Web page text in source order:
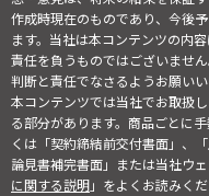
作成時現在のものであり、今後
ます。当社は本コンテンツの内
責任を負うものではございませ
判断と責任でなさるようお願いい
本コンテンツでは当社でお取扱
る部分があります。商品ごとに
くは「契約締結前交付書面」、
論見書補完書面」または当社ウ
に関する説明」をよくお読みくだ